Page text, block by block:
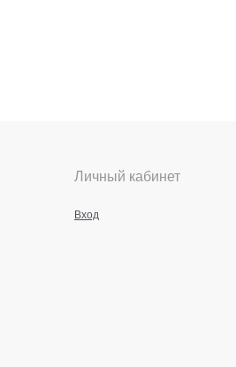
Личный кабинет
Вход